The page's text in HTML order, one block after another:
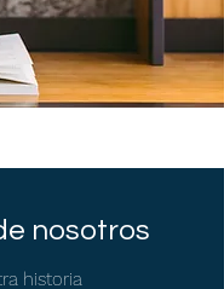
nosotros
historia